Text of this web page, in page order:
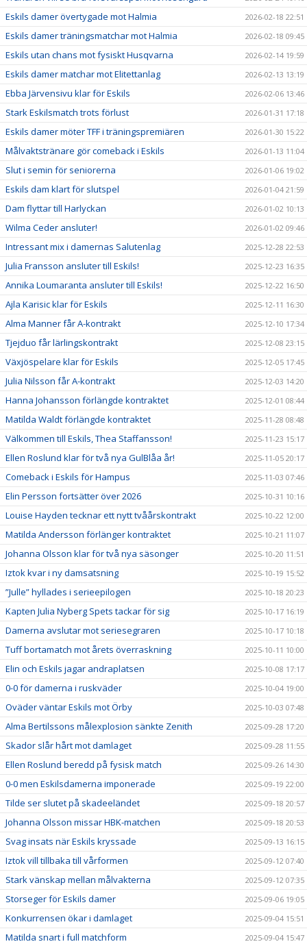
Eskils damer övertygade mot Halmia 2026-02-18 22:51
Eskils damer träningsmatchar mot Halmia 2026-02-18 09:45
Eskils utan chans mot fysiskt Husqvarna 2026-02-14 19:59
Eskils damer matchar mot Elitettanlag 2026-02-13 13:19
Ebba Järvensivu klar för Eskils 2026-02-06 13:46
Stark Eskilsmatch trots förlust 2026-01-31 17:18
Eskils damer möter TFF i träningspremiären 2026-01-30 15:22
Målvaktstränare gör comeback i Eskils 2026-01-13 11:04
Slut i semin för seniorerna 2026-01-06 19:02
Eskils dam klart för slutspel 2026-01-04 21:59
Dam flyttar till Harlyckan 2026-01-02 10:13
Wilma Ceder ansluter! 2026-01-02 09:46
Intressant mix i damernas Salutenlag 2025-12-28 22:53
Julia Fransson ansluter till Eskils! 2025-12-23 16:35
Annika Loumaranta ansluter till Eskils! 2025-12-22 16:50
Ajla Karisic klar för Eskils 2025-12-11 16:30
Alma Manner får A-kontrakt 2025-12-10 17:34
Tjejduo får lärlingskontrakt 2025-12-08 23:15
Växjöspelare klar för Eskils 2025-12-05 17:45
Julia Nilsson får A-kontrakt 2025-12-03 14:20
Hanna Johansson förlängde kontraktet 2025-12-01 08:44
Matilda Waldt förlängde kontraktet 2025-11-28 08:48
Välkommen till Eskils, Thea Staffansson! 2025-11-23 15:17
Ellen Roslund klar för två nya GulBlåa år! 2025-11-05 20:17
Comeback i Eskils för Hampus 2025-11-03 07:46
Elin Persson fortsätter över 2026 2025-10-31 10:16
Louise Hayden tecknar ett nytt tvåårskontrakt 2025-10-22 12:00
Matilda Andersson förlänger kontraktet 2025-10-21 11:07
Johanna Olsson klar för två nya säsonger 2025-10-20 11:51
Iztok kvar i ny damsatsning 2025-10-19 15:52
”Julle” hyllades i serieepilogen 2025-10-18 20:23
Kapten Julia Nyberg Spets tackar för sig 2025-10-17 16:19
Damerna avslutar mot seriesegraren 2025-10-17 10:18
Tuff bortamatch mot årets överraskning 2025-10-11 10:00
Elin och Eskils jagar andraplatsen 2025-10-08 17:17
0-0 för damerna i ruskväder 2025-10-04 19:00
Oväder väntar Eskils mot Örby 2025-10-03 07:48
Alma Bertilssons målexplosion sänkte Zenith 2025-09-28 17:20
Skador slår hårt mot damlaget 2025-09-28 11:55
Ellen Roslund beredd på fysisk match 2025-09-26 14:30
0-0 men Eskilsdamerna imponerade 2025-09-19 22:00
Tilde ser slutet på skadeeländet 2025-09-18 20:57
Johanna Olsson missar HBK-matchen 2025-09-18 20:53
Svag insats när Eskils kryssade 2025-09-13 16:15
Iztok vill tillbaka till vårformen 2025-09-12 07:40
Stark vänskap mellan målvakterna 2025-09-12 07:35
Storseger för Eskils damer 2025-09-06 19:05
Konkurrensen ökar i damlaget 2025-09-04 15:51
Matilda snart i full matchform 2025-09-04 15:47